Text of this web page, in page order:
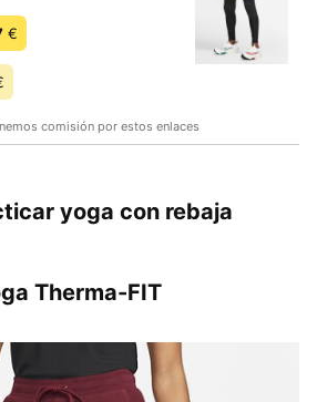
€
comisión por estos enlaces
yoga con rebaja
Therma-FIT